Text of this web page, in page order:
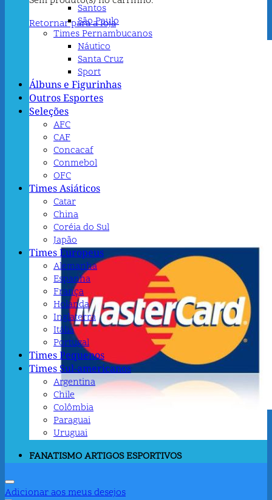
Retornar para a loja
Santos
São Paulo
Times Pernambucanos
Náutico
Santa Cruz
Sport
Álbuns e Figurinhas
Outros Esportes
Seleções
AFC
CAF
Concacaf
Conmebol
OFC
Times Asiáticos
Catar
China
Coréia do Sul
Japão
Times Europeus
Alemanha
Espanha
França
Holanda
Inglaterra
Itália
Portugal
Times Pequenos
Times Sul-americanos
Argentina
Chile
Colômbia
Paraguai
Uruguai
FANATISMO ARTIGOS ESPORTIVOS
Adicionar aos meus desejos